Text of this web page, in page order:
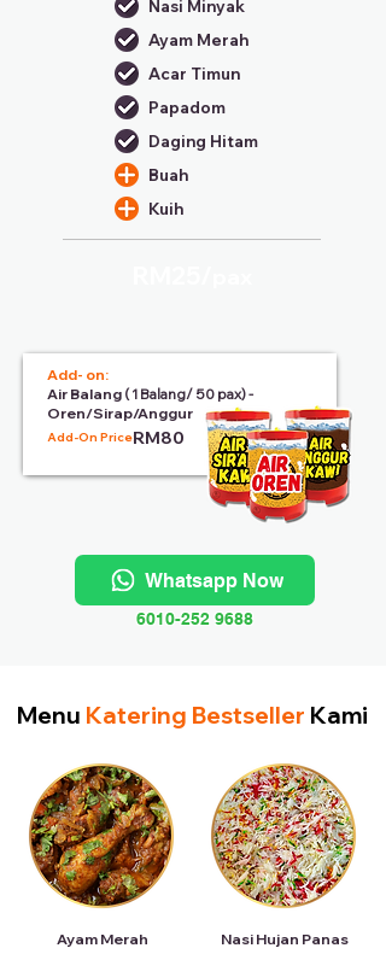
Nasi Minyak
Ayam Merah
Acar Timun
Papadom
Daging Hitam
Buah
Kuih
Add- on:
Air Balang ( 1 Balang/ 50 pax) -
Oren/Sirap/Anggur
Add-On Price:RM80
Whatsapp Now
6010-252 9688
Menu Katering Bestseller Kami
Ayam Merah Nasi Hujan Panas